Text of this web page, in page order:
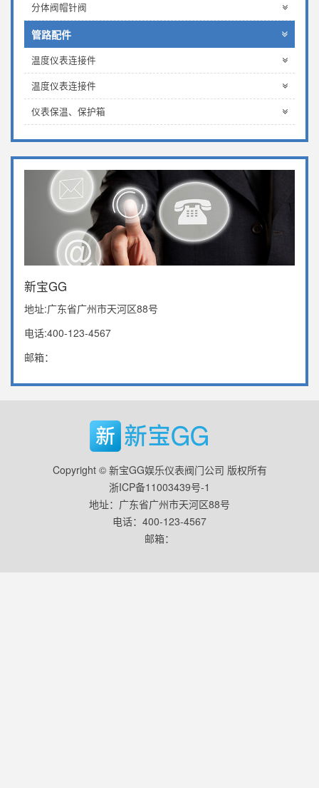
分体阀帽针阀
管路配件
温度仪表连接件
温度仪表连接件
仪表保温、保护箱
新宝GG
地址:广东省广州市天河区88号
电话:400-123-4567
邮箱：
Copyright © 新宝GG娱乐仪表阀门公司 版权所有
浙ICP备11003439号-1
地址：广东省广州市天河区88号
电话：400-123-4567
邮箱：